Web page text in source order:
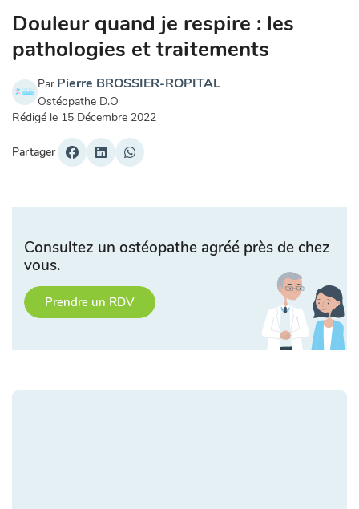
Douleur quand je respire : les
pathologies et traitements
Par Pierre BROSSIER-ROPITAL
Ostéopathe D.O
Rédigé le 15 Décembre 2022
Partager
Consultez un ostéopathe agréé près de chez
vous.
Prendre un RDV